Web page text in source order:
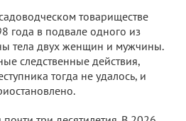
товариществе
года в подвале одного из
тела двух женщин и мужчины.
следственные действия,
тогда не удалось, и